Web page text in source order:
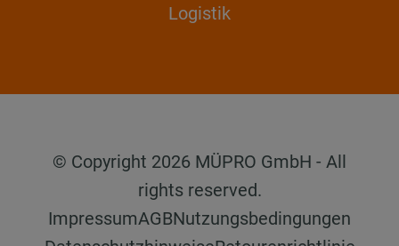
Logistik
© Copyright 2026 MÜPRO GmbH - All
rights reserved.
ImpressumAGBNutzungsbedingungen